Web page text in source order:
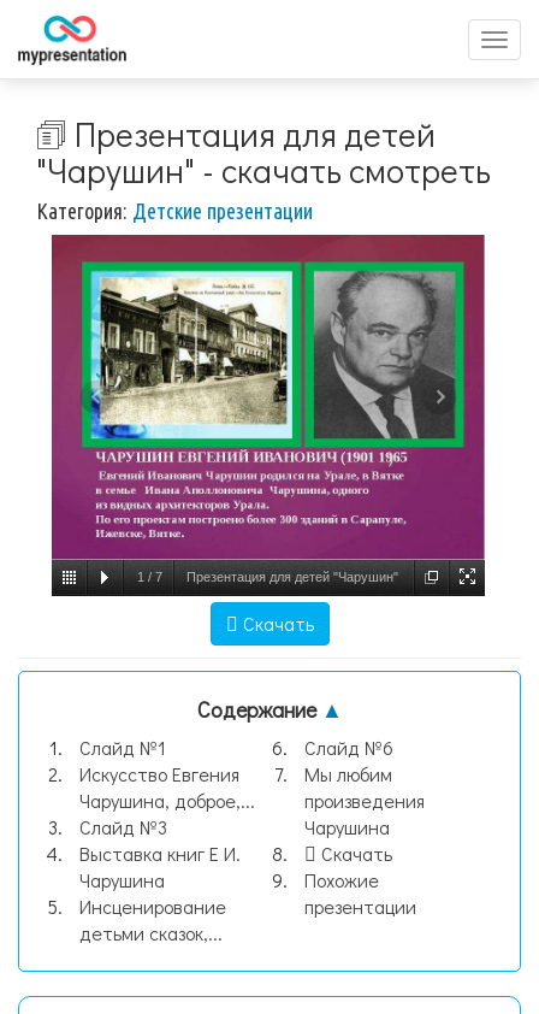
меню
🗊 Презентация для детей
"Чарушин" - скачать смотреть
Категория: Детские презентации
1 / 7 Презентация для детей "Чарушин"
Скачать
Содержание ▲
Слайд №1
Искусство Евгения
Чарушина, доброе,...
Слайд №3
Выставка книг Е И.
Чарушина
Инсценирование
детьми сказок,...
Слайд №6
Мы любим
произведения
Чарушина
Скачать
Похожие
презентации